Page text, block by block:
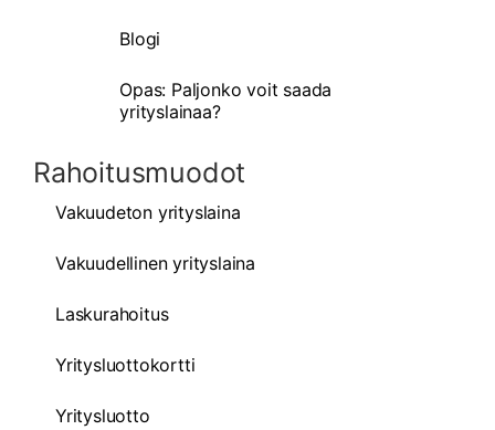
Blogi
Opas: Paljonko voit saada
yrityslainaa?
Rahoitusmuodot
Vakuudeton yrityslaina
Vakuudellinen yrityslaina
Laskurahoitus
Yritysluottokortti
Yritysluotto